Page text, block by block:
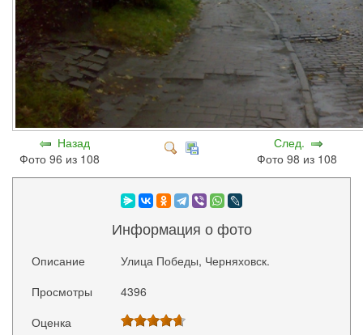
Назад
Фото 96 из 108
След.
Фото 98 из 108
Информация о фото
Описание
Улица Победы, Черняховск.
Просмотры
4396
Оценка